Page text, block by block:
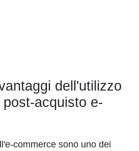
dell'utilizzo
acquisto e-
commerce sono uno dei